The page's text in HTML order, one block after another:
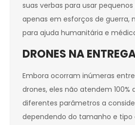
suas verbas para usar
apenas em esforços de guerra,
para ajuda humanitária e
DRONES NA
Embora ocorram inúmeras
drones, eles não atendem 100%
diferentes parâmetros a
dependendo do tamanho e tipo